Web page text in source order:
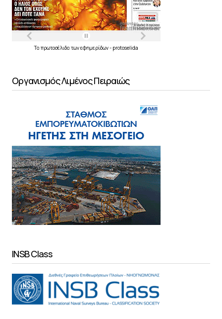
Τα πρωτοσέλιδα τωνεφημερίδων- protoselida
Οργανισμός Λιμένος Πειραιώς
INSB Class